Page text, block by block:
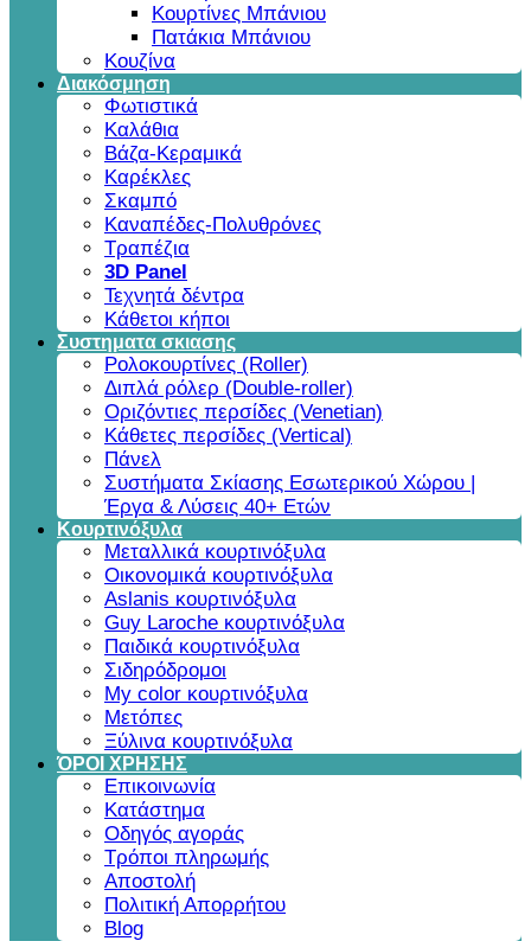
Κουρτίνες Μπάνιου
Πατάκια Μπάνιου
Κουζίνα
Διακόσμηση
Φωτιστικά
Καλάθια
Βάζα-Κεραμικά
Καρέκλες
Σκαμπό
Καναπέδες-Πολυθρόνες
Τραπέζια
3D Panel
Τεχνητά δέντρα
Κάθετοι κήποι
Συστηματα σκιασης
Ρολοκουρτίνες (Roller)
Διπλά ρόλερ (Double-roller)
Οριζόντιες περσίδες (Venetian)
Κάθετες περσίδες (Vertical)
Πάνελ
Συστήματα Σκίασης Εσωτερικού Χώρου |
Έργα & Λύσεις 40+ Ετών
Κουρτινόξυλα
Μεταλλικά κουρτινόξυλα
Οικονομικά κουρτινόξυλα
Aslanis κουρτινόξυλα
Guy Laroche κουρτινόξυλα
Παιδικά κουρτινόξυλα
Σιδηρόδρομοι
My color κουρτινόξυλα
Μετόπες
Ξύλινα κουρτινόξυλα
ΌΡΟΙ ΧΡΗΣΗΣ
Επικοινωνία
Κατάστημα
Οδηγός αγοράς
Τρόποι πληρωμής
Αποστολή
Πολιτική Απορρήτου
Blog